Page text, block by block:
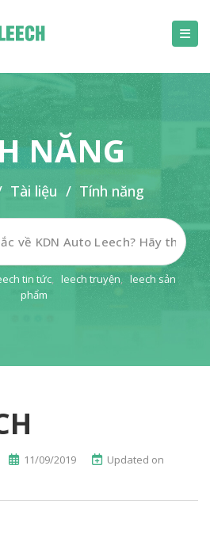
NĂNG
Tài liệu / Tính năng
tin tức, leech truyện, leech sản
phẩm
11/09/2019
Updated on